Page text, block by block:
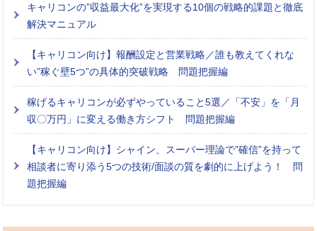
キャリコンの”収益最大化”を実現する10個の戦略的課題と徹底
解決マニュアル
【キャリコン向け】報酬設定と営業戦略／誰も教えてくれな
い”稼ぐ壁5つ”の具体的突破戦略 問題把握編
稼げるキャリコンが必ずやっていること5選／「不安」を「月
収〇万円」に変える働き方シフト 問題把握編
【キャリコン向け】シャイン、スーパー理論で”確信”を持って
相談者に寄り添う5つの技術/面談の質を劇的に上げよう！ 問
題把握編